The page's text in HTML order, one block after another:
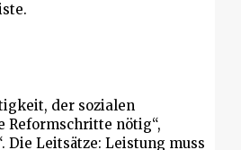
der sozialen
Reformschritte nötig“,
Die Leitsätze: Leistung muss